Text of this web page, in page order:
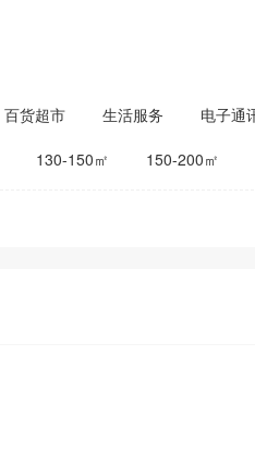
百货超市 生活服务 电子通
130-150㎡ 150-200㎡